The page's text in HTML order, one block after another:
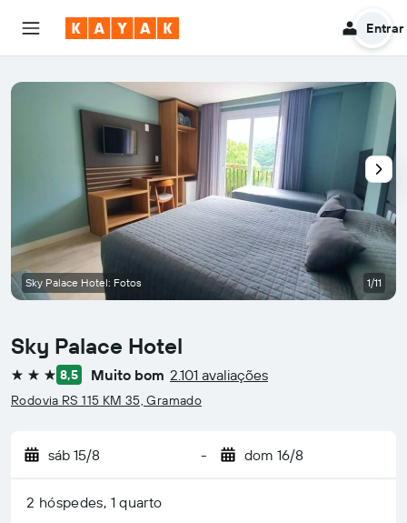
Entrar
Sky Palace Hotel
3 estrelas8,5 Muito bom 2.101 avaliações
Rodovia RS 115 KM 35, Gramado
sáb 15/8 - dom 16/8
2 hóspedes, 1 quarto
Sky Palace Hotel: Fotos 1/11